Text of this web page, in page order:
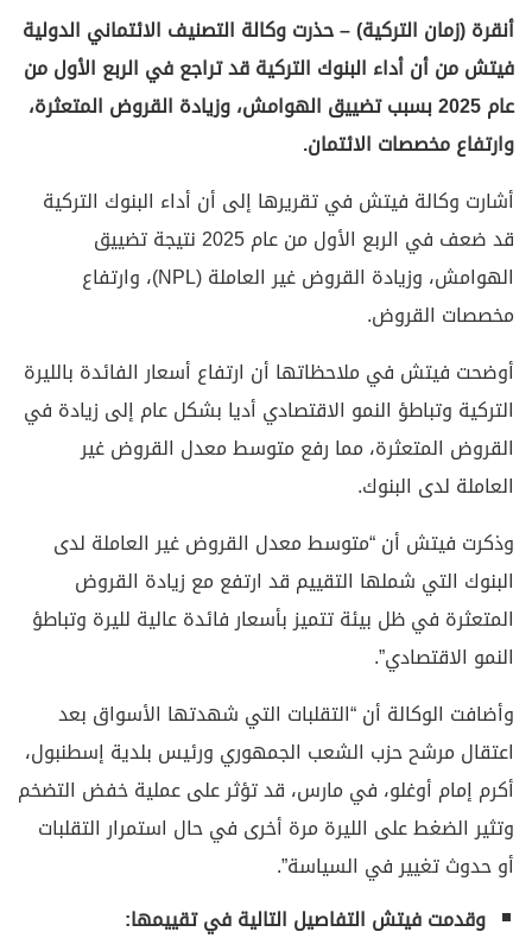
أنقرة (زمان التركية) – حذرت وكالة التصنيف الائتماني الدولية
فيتش من أن أداء البنوك التركية قد تراجع في الربع الأول من
عام 2025 بسبب تضييق الهوامش، وزيادة القروض المتعثرة،
وارتفاع مخصصات الائتمان.
أشارت وكالة فيتش في تقريرها إلى أن أداء البنوك التركية
قد ضعف في الربع الأول من عام 2025 نتيجة تضييق
الهوامش، وزيادة القروض غير العاملة (NPL)، وارتفاع
مخصصات القروض.
أوضحت فيتش في ملاحظاتها أن ارتفاع أسعار الفائدة بالليرة
التركية وتباطؤ النمو الاقتصادي أديا بشكل عام إلى زيادة في
القروض المتعثرة، مما رفع متوسط معدل القروض غير
العاملة لدى البنوك.
وذكرت فيتش أن “متوسط معدل القروض غير العاملة لدى
البنوك التي شملها التقييم قد ارتفع مع زيادة القروض
المتعثرة في ظل بيئة تتميز بأسعار فائدة عالية لليرة وتباطؤ
النمو الاقتصادي”.
وأضافت الوكالة أن “التقلبات التي شهدتها الأسواق بعد
اعتقال مرشح حزب الشعب الجمهوري ورئيس بلدية إسطنبول،
أكرم إمام أوغلو، في مارس، قد تؤثر على عملية خفض التضخم
وتثير الضغط على الليرة مرة أخرى في حال استمرار التقلبات
أو حدوث تغيير في السياسة”.
وقدمت فيتش التفاصيل التالية في تقييمها: